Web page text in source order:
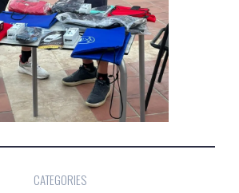
CATEGORIES